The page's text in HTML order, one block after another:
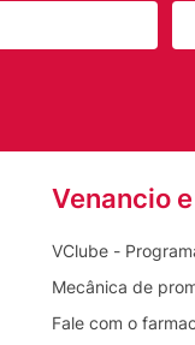
Venancio
VClube -
Mecânica de
Fale com o